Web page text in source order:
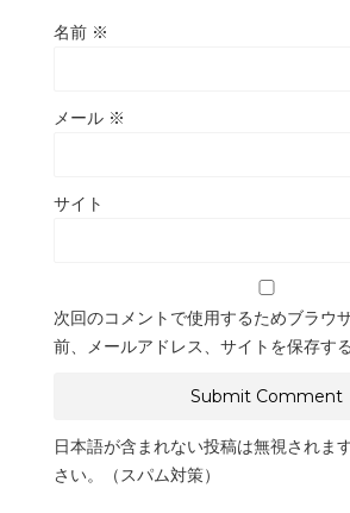
名前 ※
メール ※
サイト
次回のコメントで使用するためブラウ
前、メールアドレス、サイトを保存する
日本語が含まれない投稿は無視されま
さい。（スパム対策）